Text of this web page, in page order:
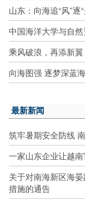
山东：向海追“风”逐
中国海洋大学与自
乘风破浪，再添新
向海图强 逐梦深蓝
最新新闻
筑牢暑期安全防线
一家山东企业让越
关于对南海新区海
措施的通告